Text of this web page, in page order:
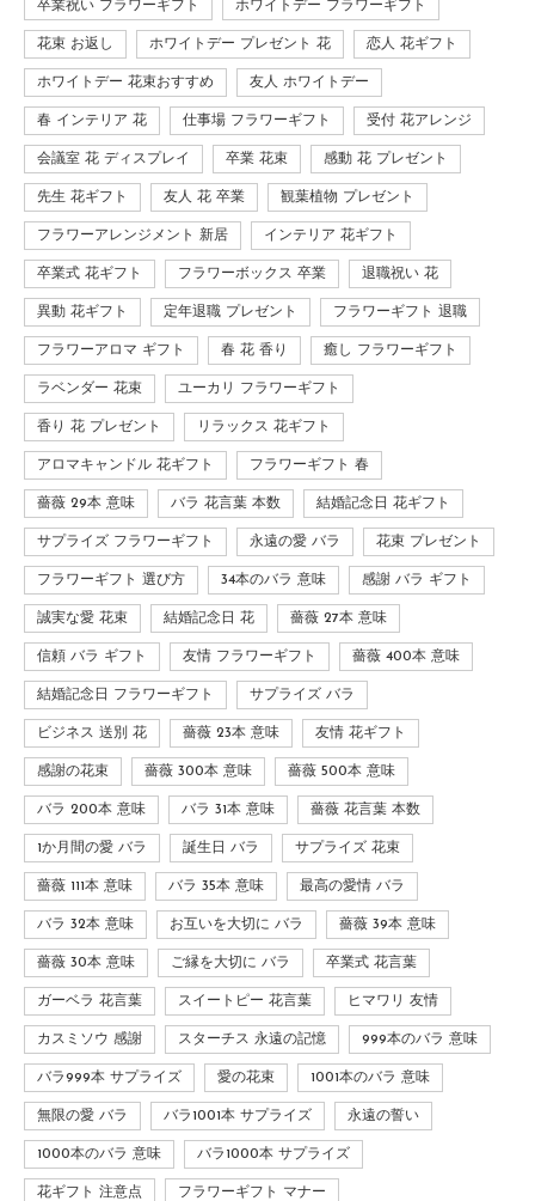
卒業祝い フラワーギフト ホワイトデー フラワーギフト
花束 お返し ホワイトデー プレゼント 花 恋人 花ギフト
ホワイトデー 花束おすすめ 友人 ホワイトデー
春 インテリア 花 仕事場 フラワーギフト 受付 花アレンジ
会議室 花 ディスプレイ 卒業 花束 感動 花 プレゼント
先生 花ギフト 友人 花 卒業 観葉植物 プレゼント
フラワーアレンジメント 新居 インテリア 花ギフト
卒業式 花ギフト フラワーボックス 卒業 退職祝い 花
異動 花ギフト 定年退職 プレゼント フラワーギフト 退職
フラワーアロマ ギフト 春 花 香り 癒し フラワーギフト
ラベンダー 花束 ユーカリ フラワーギフト
香り 花 プレゼント リラックス 花ギフト
アロマキャンドル 花ギフト フラワーギフト 春
薔薇 29本 意味 バラ 花言葉 本数 結婚記念日 花ギフト
サプライズ フラワーギフト 永遠の愛 バラ 花束 プレゼント
フラワーギフト 選び方 34本のバラ 意味 感謝 バラ ギフト
誠実な愛 花束 結婚記念日 花 薔薇 27本 意味
信頼 バラ ギフト 友情 フラワーギフト 薔薇 400本 意味
結婚記念日 フラワーギフト サプライズ バラ
ビジネス 送別 花 薔薇 23本 意味 友情 花ギフト
感謝の花束 薔薇 300本 意味 薔薇 500本 意味
バラ 200本 意味 バラ 31本 意味 薔薇 花言葉 本数
1か月間の愛 バラ 誕生日 バラ サプライズ 花束
薔薇 111本 意味 バラ 35本 意味 最高の愛情 バラ
バラ 32本 意味 お互いを大切に バラ 薔薇 39本 意味
薔薇 30本 意味 ご縁を大切に バラ 卒業式 花言葉
ガーベラ 花言葉 スイートピー 花言葉 ヒマワリ 友情
カスミソウ 感謝 スターチス 永遠の記憶 999本のバラ 意味
バラ999本 サプライズ 愛の花束 1001本のバラ 意味
無限の愛 バラ バラ1001本 サプライズ 永遠の誓い
1000本のバラ 意味 バラ1000本 サプライズ
花ギフト 注意点 フラワーギフト マナー